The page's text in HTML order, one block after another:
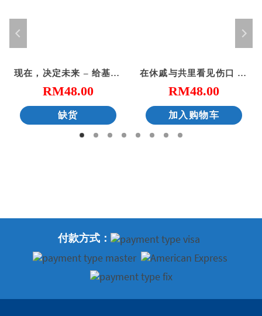
现在，决定未来 – 给基督徒青年的20个属灵忠告
RM48.00
缺货
在休戚与共里看见伤口 – 给心灵创伤（二版）
RM48.00
加入购物车
付款方式：